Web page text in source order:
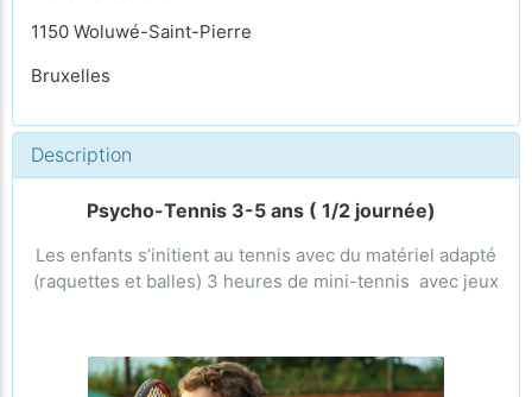
1150 Woluwé-Saint-Pierre
Bruxelles
Description
Psycho-Tennis 3-5 ans ( 1/2 journée)
Les enfants s’initient au tennis avec du matériel adapté
(raquettes et balles) 3 heures de mini-tennis avec jeux